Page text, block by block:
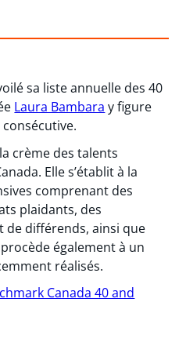
sa liste annuelle des 40
Laura Bambara y figure
crème des talents
Elle s’établit à la
comprenant des
plaidants, des
de différends, ainsi que
également à un
réalisés.
Canada 40 and